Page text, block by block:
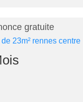
gratuite
23m² rennes centre